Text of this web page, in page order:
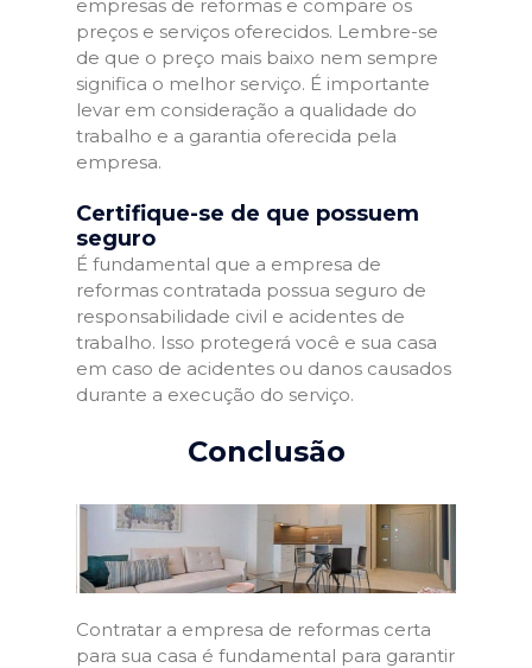
empresas de reformas e compare os
preços e serviços oferecidos. Lembre-se
de que o preço mais baixo nem sempre
significa o melhor serviço. É importante
levar em consideração a qualidade do
trabalho e a garantia oferecida pela
empresa.
Certifique-se de que possuem
seguro
É fundamental que a empresa de
reformas contratada possua seguro de
responsabilidade civil e acidentes de
trabalho. Isso protegerá você e sua casa
em caso de acidentes ou danos causados
durante a execução do serviço.
Conclusão
Contratar a empresa de reformas certa
para sua casa é fundamental para garantir